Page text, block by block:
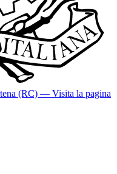
(RC) — Visita la pagina